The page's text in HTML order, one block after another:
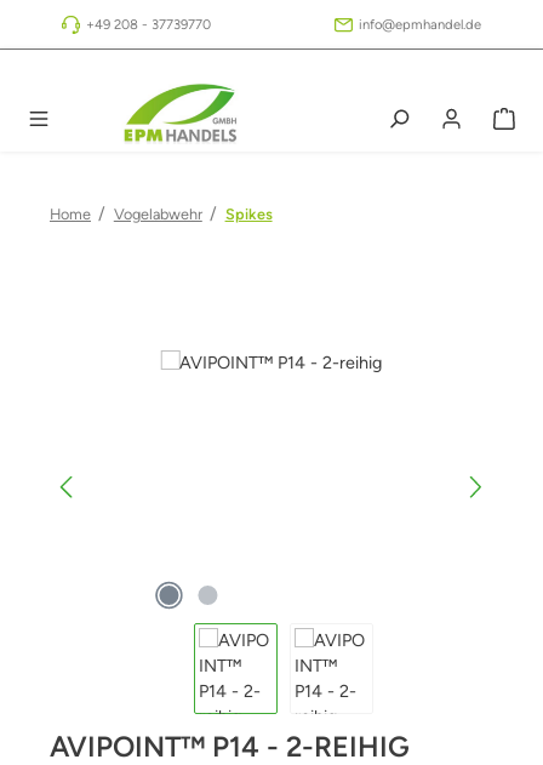
Zum Hauptinhalt springen
+49 208 - 37739770 info@epmhandel.de
Home / Vogelabwehr / Spikes
Bildergalerie überspringen
AVIPOINT™ P14 - 2-REIHIG